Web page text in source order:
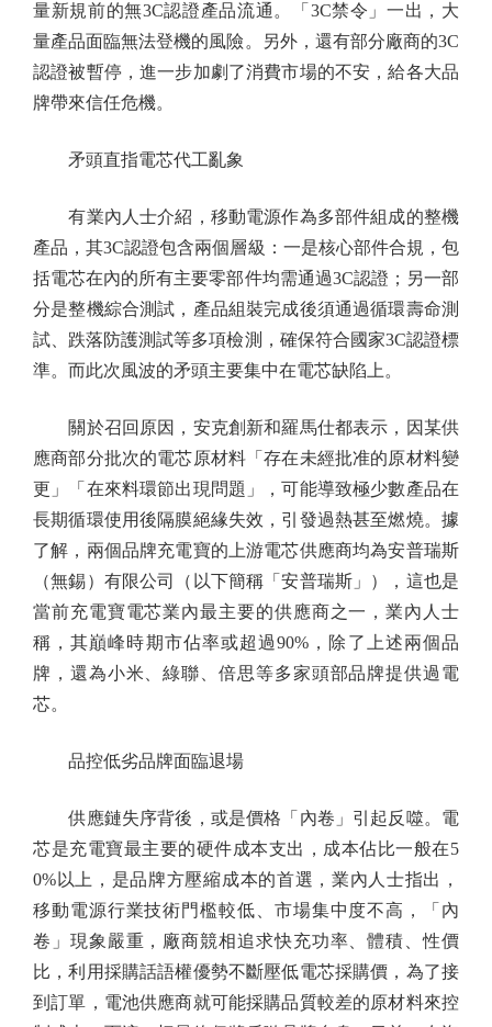
量新規前的無3C認證產品流通。「3C禁令」一出，大
量產品面臨無法登機的風險。另外，還有部分廠商的3C
認證被暫停，進一步加劇了消費市場的不安，給各大品
牌帶來信任危機。
矛頭直指電芯代工亂象
有業內人士介紹，移動電源作為多部件組成的整機
產品，其3C認證包含兩個層級：一是核心部件合規，包
括電芯在內的所有主要零部件均需通過3C認證；另一部
分是整機綜合測試，產品組裝完成後須通過循環壽命測
試、跌落防護測試等多項檢測，確保符合國家3C認證標
準。而此次風波的矛頭主要集中在電芯缺陷上。
關於召回原因，安克創新和羅馬仕都表示，因某供
應商部分批次的電芯原材料「存在未經批准的原材料變
更」「在來料環節出現問題」，可能導致極少數產品在
長期循環使用後隔膜絕緣失效，引發過熱甚至燃燒。據
了解，兩個品牌充電寶的上游電芯供應商均為安普瑞斯
（無錫）有限公司（以下簡稱「安普瑞斯」），這也是
當前充電寶電芯業內最主要的供應商之一，業內人士
稱，其巔峰時期市佔率或超過90%，除了上述兩個品
牌，還為小米、綠聯、倍思等多家頭部品牌提供過電
芯。
品控低劣品牌面臨退場
供應鏈失序背後，或是價格「內卷」引起反噬。電
芯是充電寶最主要的硬件成本支出，成本佔比一般在5
0%以上，是品牌方壓縮成本的首選，業內人士指出，
移動電源行業技術門檻較低、市場集中度不高，「內
卷」現象嚴重，廠商競相追求快充功率、體積、性價
比，利用採購話語權優勢不斷壓低電芯採購價，為了接
到訂單，電池供應商就可能採購品質較差的原材料來控